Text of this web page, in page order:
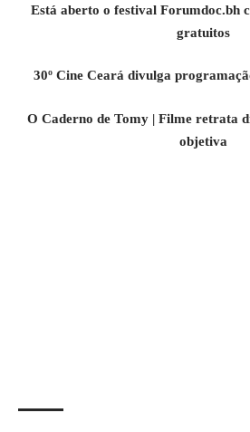
Está aberto o festival Forumdoc.bh
gratuitos
30º Cine Ceará divulga
O Caderno de Tomy | Filme retrata
objetiva